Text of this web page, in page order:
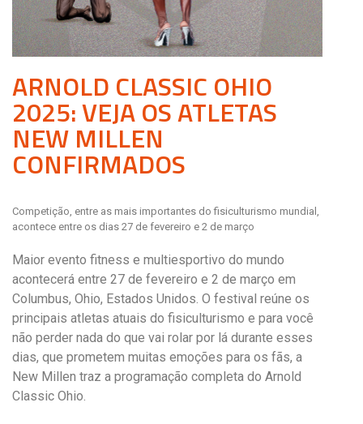
ARNOLD CLASSIC OHIO
2025: VEJA OS ATLETAS
NEW MILLEN
CONFIRMADOS
Competição, entre as mais importantes do fisiculturismo mundial,
acontece entre os dias 27 de fevereiro e 2 de março
Maior evento fitness e multiesportivo do mundo
acontecerá entre 27 de fevereiro e 2 de março em
Columbus, Ohio, Estados Unidos. O festival reúne os
principais atletas atuais do fisiculturismo e para você
não perder nada do que vai rolar por lá durante esses
dias, que prometem muitas emoções para os fãs, a
New Millen traz a programação completa do Arnold
Classic Ohio.